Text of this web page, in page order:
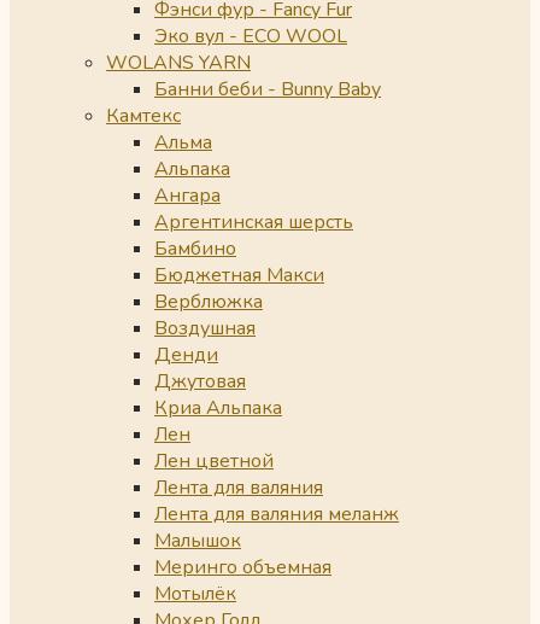
Фэнси фур - Fancy Fur
Эко вул - ECO WOOL
WOLANS YARN
Банни беби - Bunny Baby
Камтекс
Альма
Альпака
Ангара
Аргентинская шерсть
Бамбино
Бюджетная Макси
Верблюжка
Воздушная
Денди
Джутовая
Криа Альпака
Лен
Лен цветной
Лента для валяния
Лента для валяния меланж
Малышок
Меринго объемная
Мотылёк